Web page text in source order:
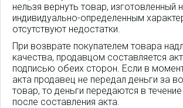
нельзя вернуть товар, изготовленный
индивидуально-определенным
отсутствуют недостатки.
При возврате покупателем товара
качества, продавцом составляется
подписью обеих сторон. Если в
акта продавец не передал деньги за
товар, то деньги передаются в
после составления акта.